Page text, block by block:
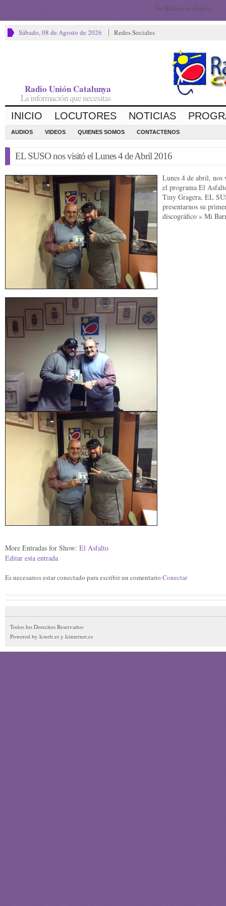
No Banner to display
Sábado, 08 de Agosto de 2026 Redes Sociales
Radio Unión Catalunya
La información que necesitas
INICIO LOCUTORES NOTICIAS
AUDIOS VIDEOS QUIENES SOMOS CONTACTENOS
EL SUSO nos visitó el Lunes 4 de Abril 2016
Lunes 4 de abril, nos
el programa El
Tiny Gragera, EL
presentarnos su
discográfico » Mi
More Entradas for Show: El Asfalto
Editar esta entrada
Es necesarios estar conectado para escribir un comentario Conectar
Todos los Derechos Reservados
Powered by lcweb.es y lcinternet.es